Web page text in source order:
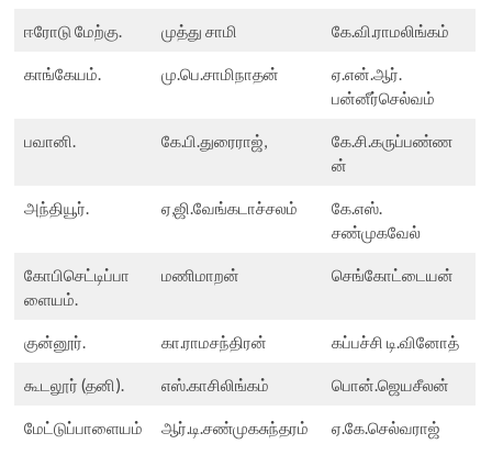
ஈரோடு மேற்கு. முத்து சாமி கே.வி.ராமலிங்கம்
காங்கேயம். மு.பெ.சாமிநாதன்
ஏ.என்.ஆர்.
பன்னீர்செல்வம்
பவானி. கே.பி.துரைராஜ்,
கே.சி.கருப்பண்ண
ன்
அந்தியூர். ஏ,ஜி.வேங்கடாச்சலம்
கே.எஸ்.
சண்முகவேல்
கோபிசெட்டிப்பா
ளையம்.
மணிமாறன் செங்கோட்டையன்
குன்னூர். கா.ராமசந்திரன் கப்பச்சி டி.வினோத்
கூடலூர் (தனி). எஸ்.காசிலிங்கம் பொன்.ஜெயசீலன்
மேட்டுப்பாளையம்
ஆர்.டி.சண்முகசுந்தரம் ஏ.கே.செல்வராஜ்